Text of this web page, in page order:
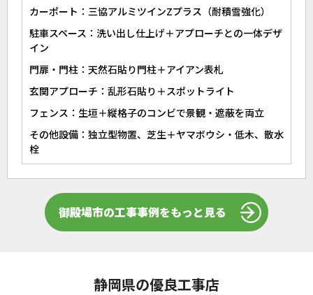
カーポート：三協アルミツインZプラス（耐積雪強化）
駐車スペース：洗い出し仕上げ＋アプローチとの一体デザ
イン
門扉・門柱：天然石貼り門柱＋アイアン表札
玄関アプローチ：乱形石貼り＋スポットライト
フェンス：生垣＋縦格子のコンビで景観・遮蔽を両立
その他設備：独立型物置、芝生＋ヤマボウシ・低木、散水
栓
御殿場市の工事事例をもっと見る
静岡県の優良工事店